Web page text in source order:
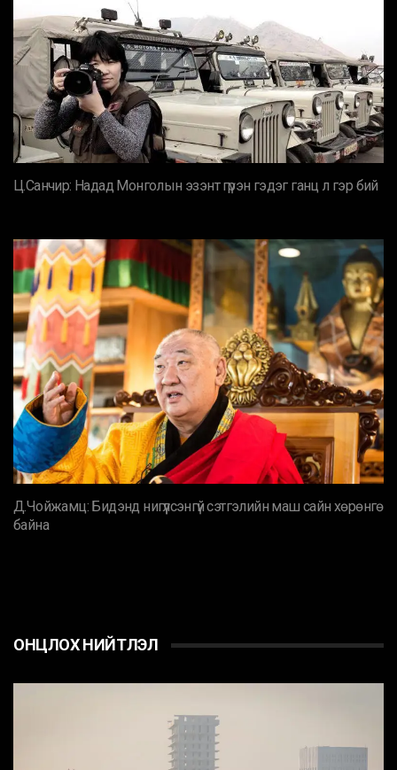
Ц.Санчир: Надад Монголын эзэнт гүрэн гэдэг ганц л гэр бий
Д.Чойжамц: Бидэнд нигүүлсэнгүй сэтгэлийн маш сайн хөрөнгө
байна
ОНЦЛОХ НИЙТЛЭЛ